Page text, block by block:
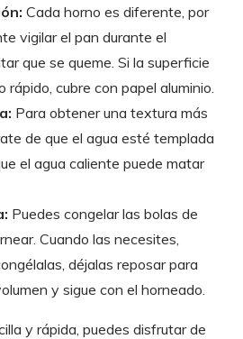
Cada horno es diferente, por
vigilar el pan durante el
que se queme. Si la superficie
rápido, cubre con papel aluminio.
Para obtener una textura más
de que el agua esté templada
el agua caliente puede matar
Puedes congelar las bolas de
Cuando las necesites,
déjalas reposar para
y sigue con el horneado.
y rápida, puedes disfrutar de